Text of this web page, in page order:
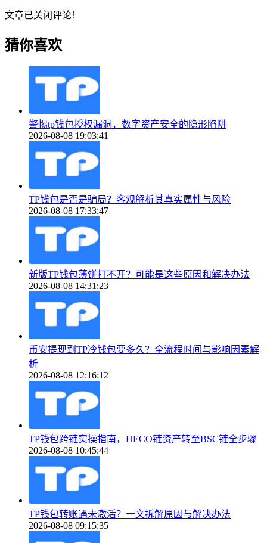
文章已关闭评论！
猜你喜欢
警惕tp钱包授权漏洞，数字资产安全的隐形陷阱
2026-08-08 19:03:41
TP钱包是否是骗局？客观解析其真实属性与风险
2026-08-08 17:33:47
新版TP钱包薄饼打不开？可能是这些原因和解决办法
2026-08-08 14:31:23
币安提现到TP冷钱包要多久？全流程时间与影响因素解
析
2026-08-08 12:16:12
TP钱包跨链实操指南，HECO链资产转至BSC链全步骤
2026-08-08 10:45:44
TP钱包转账遇未激活？一文拆解原因与解决办法
2026-08-08 09:15:35